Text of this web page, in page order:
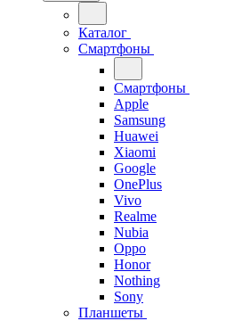
Каталог
Смартфоны
Смартфоны
Apple
Samsung
Huawei
Xiaomi
Google
OnePlus
Vivo
Realme
Nubia
Oppo
Honor
Nothing
Sony
Планшеты